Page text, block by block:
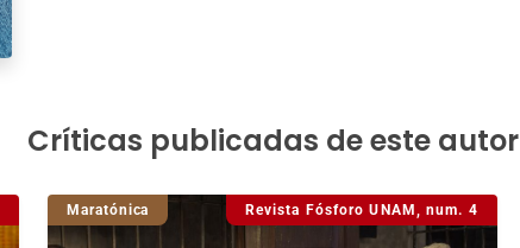
Críticas publicadas de este autor
Revista Fósforo UNAM, num. 4
Maratónica